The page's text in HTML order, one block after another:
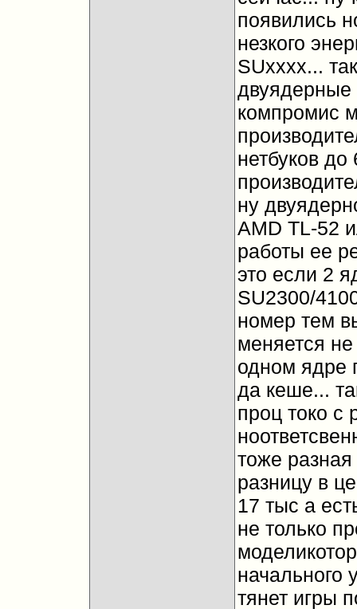
появились
незкого
SUхххх...
двуядерные
компромис
нетбуков до
ну
AMD TL-52
работы ее
это если 2
SU2300/
номер тем
меняется
одном ядре
да кеше...
проц токо с
тоже разная
разницу в
17 тыс а
не только
начального
тянет игры